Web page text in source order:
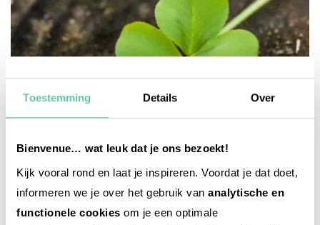
Toestemming Details Over
Bienvenue… wat leuk dat je ons bezoekt!
Kijk vooral rond en laat je inspireren. Voordat je dat doet,
informeren we je over het gebruik van analytische en
functionele cookies om je een optimale
het franse leven